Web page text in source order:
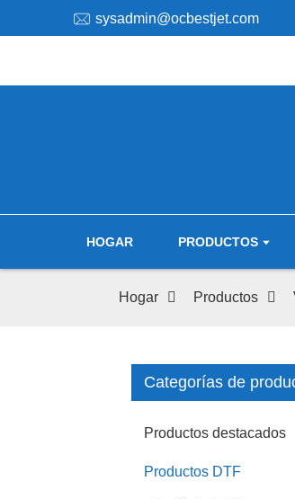
sysadmin@ocbestjet.com
HOGAR PRODUCTOS
Hogar Productos
Categorías de
Productos destacados
Productos DTF